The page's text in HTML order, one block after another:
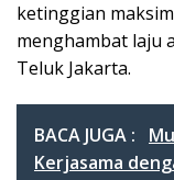
ketinggian
menghambat laju
Teluk Jakarta.
BACA JUGA :
Kerjasama